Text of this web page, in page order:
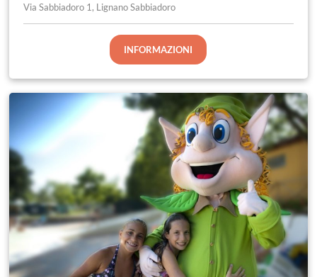
Via Sabbiadoro 1, Lignano Sabbiadoro
INFORMAZIONI